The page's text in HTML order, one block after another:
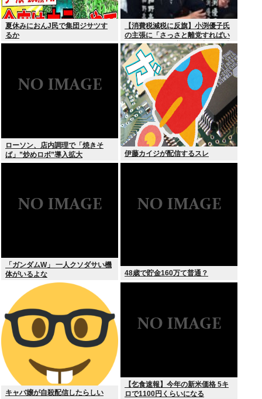
夏休みにおんJ民で集団ジサツす
るか
【消費税減税に反旗】小渕優子氏
の主張に「さっさと離党すればい
いのに」SNSで逆風…父親から続
く「消費税の系譜」とは
ローソン、店内調理で「焼きそ
ば」”炒めロボ”導入拡大
伊藤カイジが配信するスレ
「ガンダムW」 一人クソダサい機
体がいるよな
48歳で貯金160万て普通？
キャバ嬢が自殺配信したらしい
【乞食速報】今年の新米価格 5キ
ロで1100円くらいになる